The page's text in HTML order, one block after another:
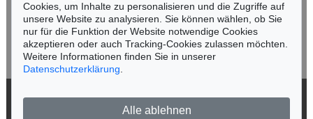
Jetzt zum Newsletter anmelden >
Cookies, um Inhalte zu personalisieren und die Zugriffe auf
unsere Website zu analysieren. Sie können wählen, ob Sie
nur für die Funktion der Website notwendige Cookies
akzeptieren oder auch Tracking-Cookies zulassen möchten.
Weitere Informationen finden Sie in unserer
Datenschutzerklärung
Alle ablehnen